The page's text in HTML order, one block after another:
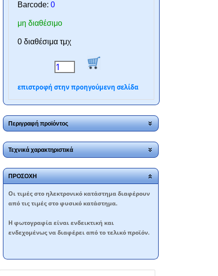
Barcode: 0
μη διαθέσιμο
0 διαθέσιμα τμχ
επιστροφή στην προηγούμενη σελίδα
Περιγραφή προϊόντος
Τεχνικά χαρακτηριστικά
ΠΡΟΣΟΧΗ
Oι τιμές στο ηλεκτρονικό κατάστημα διαφέρουν
από τις τιμές στο φυσικό κατάστημα.
Η φωτογραφία είναι ενδεικτική και
ενδεχομένως να διαφέρει από το τελικό προϊόν.